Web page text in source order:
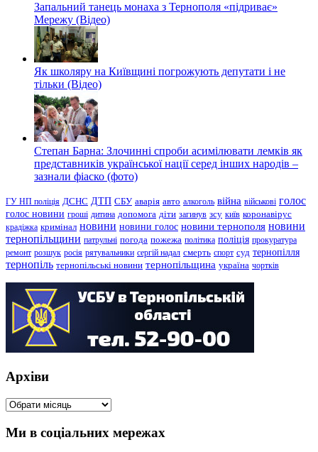
Запальний танець монаха з Тернополя «підриває»
Мережу (Відео)
Як школяру на Київщині погрожують депутати і не
тільки (Відео)
Степан Барна: Злочинні спроби асимілювати лемків як
представників української нації серед інших народів –
зазнали фіаско (фото)
ГУ НП поліція ДСНС ДТП СБУ аварія авто алкоголь війна військові голос
голос новини гроші дитина допомога діти загинув зсу київ коронавірус
крадіжка кримінал новини новини голос новини тернополя новини
тернопільщини патрульні погода пожежа політика поліція прокуратура
ремонт розшук росія рятувальники сергій надал смерть спорт суд тернопілля
тернопіль тернопільські новини тернопільщина україна чортків
Архіви
Архіви
Ми в соціальних мережах